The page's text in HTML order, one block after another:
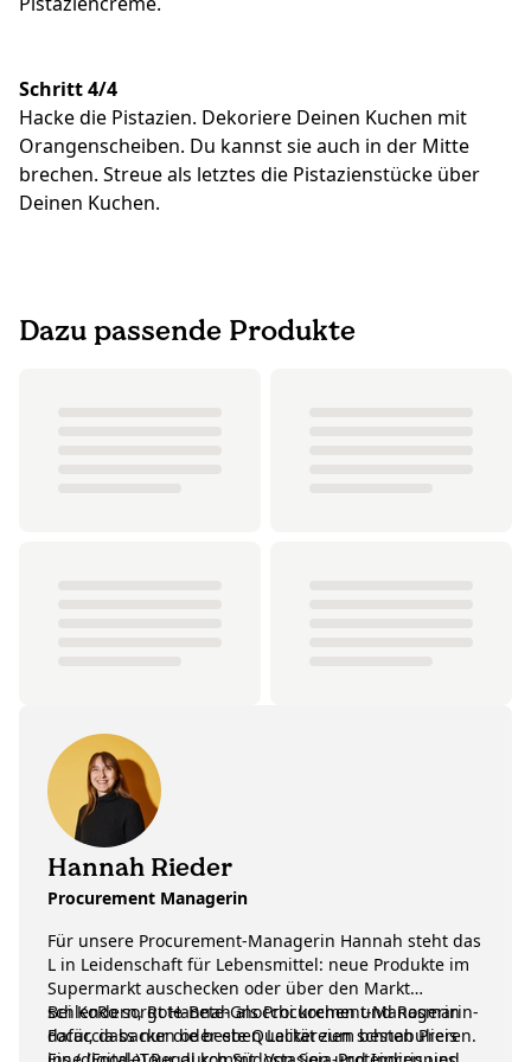
Schritt 4/4
Hacke die Pistazien. Dekoriere Deinen Kuchen mit
Orangenscheiben. Du kannst sie auch in der Mitte
brechen. Streue als letztes die Pistazienstücke über
Deinen Kuchen.
Dazu passende Produkte
Hannah Rieder
Procurement Managerin
Für unsere Procurement-Managerin Hannah steht das
L in Leidenschaft für Lebensmittel: neue Produkte im
Supermarkt auschecken oder über den Markt
schlendern, Rote-Bete-Gnocchi kochen und Rosmarin-
Focaccia backen oder eben Leckereien schnabulieren.
Bei KoRo sorgt Hannah als Procurement-Managerin
dafür, dass nur die beste Qualität zum besten Preis